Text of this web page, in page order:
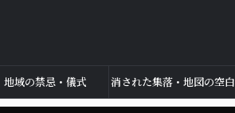
地域の禁忌・儀式 消された集落・地図の空白